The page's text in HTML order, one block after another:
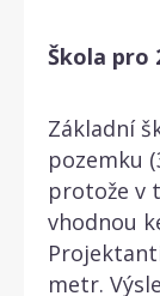
Škola pro
Základní
pozemku
protože v
vhodnou
metr.